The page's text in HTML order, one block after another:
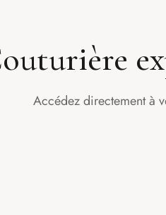
Accédez directement à